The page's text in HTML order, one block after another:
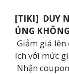
[TIKI] DUY
ỦNG
Giảm giá lên
ích với mức
Nhận